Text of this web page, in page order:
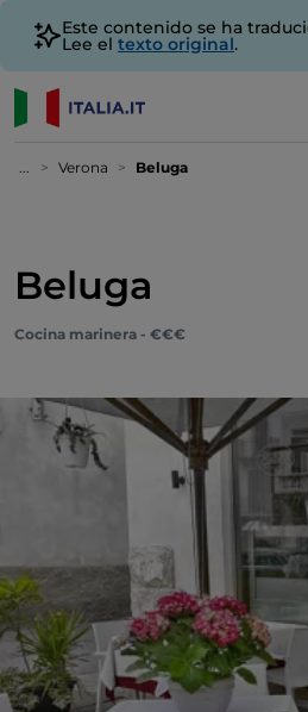
Este contenido se ha
Lee el texto original.
... Verona Beluga
Beluga
Cocina marinera - €€€